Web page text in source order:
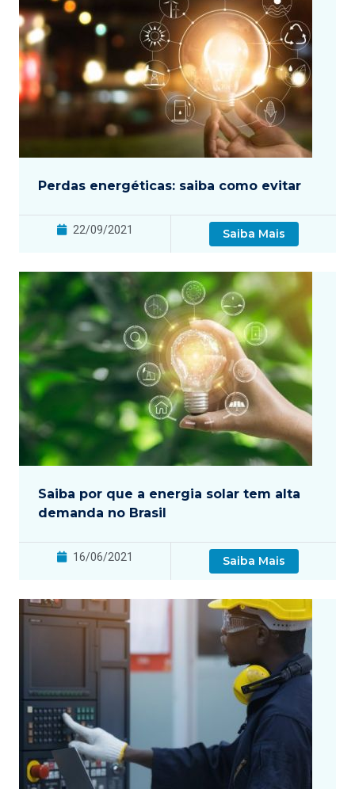
Perdas energéticas: saiba como evitar
22/09/2021 Saiba Mais
Saiba por que a energia solar tem alta
demanda no Brasil
16/06/2021 Saiba Mais